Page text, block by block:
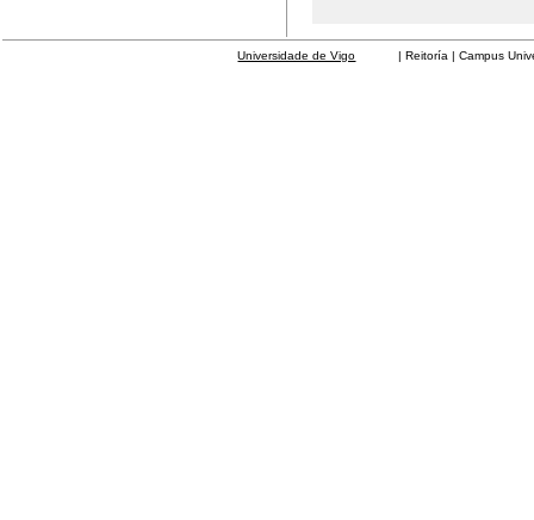
Universidade de Vigo | Reitoría | Campus